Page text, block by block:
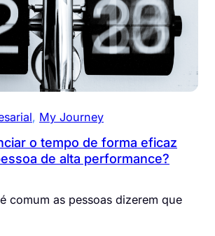
, My Journey
o tempo de forma eficaz
de alta performance?
comum as pessoas dizerem que